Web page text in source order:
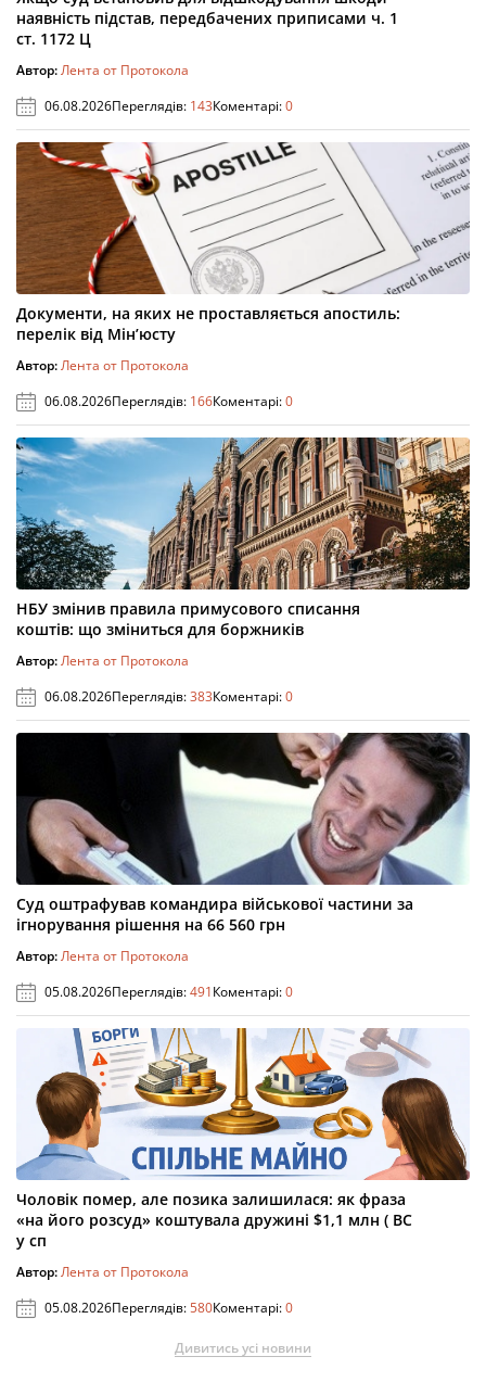
наявність підстав, передбачених приписами ч. 1
ст. 1172 Ц
Автор:Лента от Протокола
06.08.2026Переглядів: 143Коментарі:0
Документи, на яких не проставляється апостиль:
перелік від Мін’юсту
Автор:Лента от Протокола
06.08.2026Переглядів: 166Коментарі:0
НБУ змінив правила примусового списання
коштів: що зміниться для боржників
Автор:Лента от Протокола
06.08.2026Переглядів:383Коментарі:0
Суд оштрафував командира військової частини за
ігнорування рішення на 66 560 грн
Автор:Лента от Протокола
05.08.2026Переглядів:491Коментарі:0
Чоловік помер, але позика залишилася: як фраза
«на його розсуд» коштувала дружині $1,1 млн ( ВС
у сп
Автор:Лента от Протокола
05.08.2026Переглядів:580Коментарі:0
Дивитись усі новини